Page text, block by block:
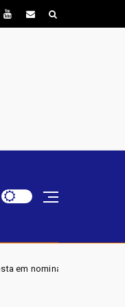
mira eleger três deputados